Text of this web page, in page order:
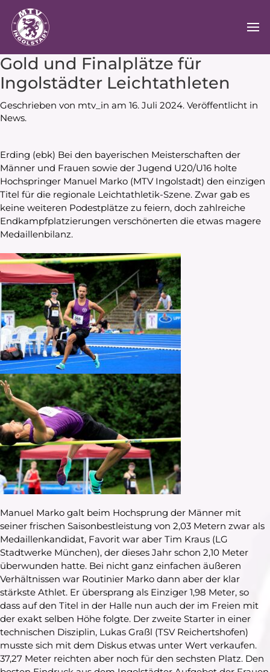
Gold und Finalplätze für
Ingolstädter Leichtathleten
Geschrieben von mtv_in am 16. Juli 2024. Veröffentlicht in
News.
Erding (ebk) Bei den bayerischen Meisterschaften der
Männer und Frauen sowie der Jugend U20/U16 holte
Hochspringer Manuel Marko (MTV Ingolstadt) den einzigen
Titel für die regionale Leichtathletik-Szene. Zwar gab es
keine weiteren Podestplätze zu feiern, doch zahlreiche
Endkampfplatzierungen verschönerten die etwas magere
Medaillenbilanz.
Manuel Marko galt beim Hochsprung der Männer mit
seiner frischen Saisonbestleistung von 2,03 Metern zwar als
Medaillenkandidat, Favorit war aber Tim Kraus (LG
Stadtwerke München), der dieses Jahr schon 2,10 Meter
überwunden hatte. Bei nicht ganz einfachen äußeren
Verhältnissen war Routinier Marko dann aber der klar
stärkste Athlet. Er übersprang als Einziger 1,98 Meter, so
dass auf den Titel in der Halle nun auch der im Freien mit
der exakt selben Höhe folgte. Der zweite Starter in einer
technischen Disziplin, Lukas Graßl (TSV Reichertshofen)
musste sich mit dem Diskus etwas unter Wert verkaufen.
37,27 Meter reichten aber noch für den sechsten Platz. Den